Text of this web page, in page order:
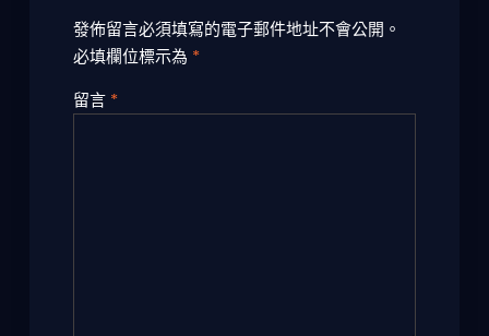
發佈留言必須填寫的電子郵件地址不會公開。
必填欄位標示為 *
留言 *